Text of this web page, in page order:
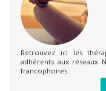
Retrouvez ici les
adhérents aux réseaux
francophones.